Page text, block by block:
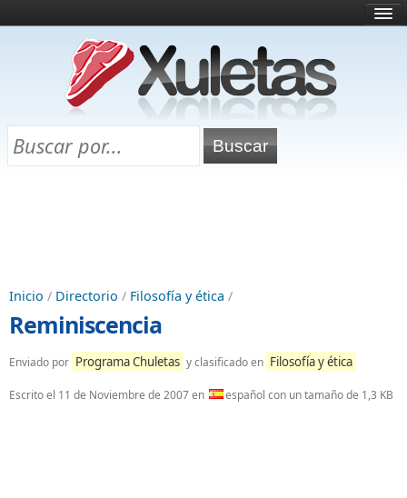
¿Qué es esto?
Directorio
Chuletas para exámenes
Inicio / Directorio / Filosofía y ética /
Reminiscencia
Enviado por Programa Chuletas y clasificado en Filosofía y ética
Escrito el 11 de Noviembre de 2007en español con un tamaño de 1,3 KB